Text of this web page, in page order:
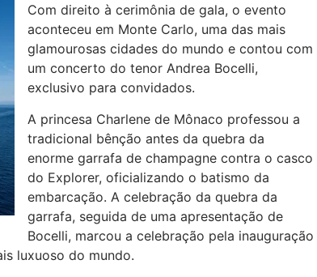
Com direito à cerimônia de gala, o evento
aconteceu em Monte Carlo, uma das mais
glamourosas cidades do mundo e contou com
um concerto do tenor Andrea Bocelli,
exclusivo para convidados.
A princesa Charlene de Mônaco professou a
tradicional bênção antes da quebra da
enorme garrafa de champagne contra o casco
do Explorer, oficializando o batismo da
embarcação. A celebração da quebra da
garrafa, seguida de uma apresentação de
Bocelli, marcou a celebração pela inauguração
luxuoso do mundo.